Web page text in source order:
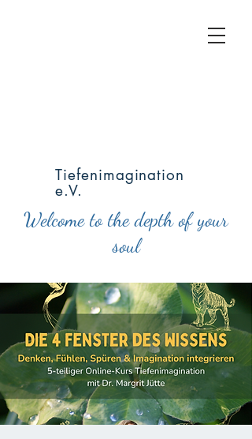
Welcome to the depth of your
soul
Tiefenimagination
e.V.